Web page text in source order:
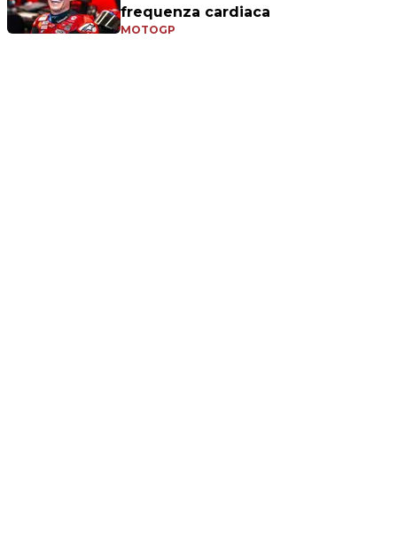
frequenza cardiaca
MOTOGP